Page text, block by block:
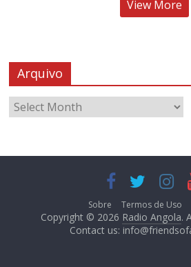
View More
Arquivo
Sobre Termos de Uso
Copyright © 2026 Radio Angola.
Contact us: